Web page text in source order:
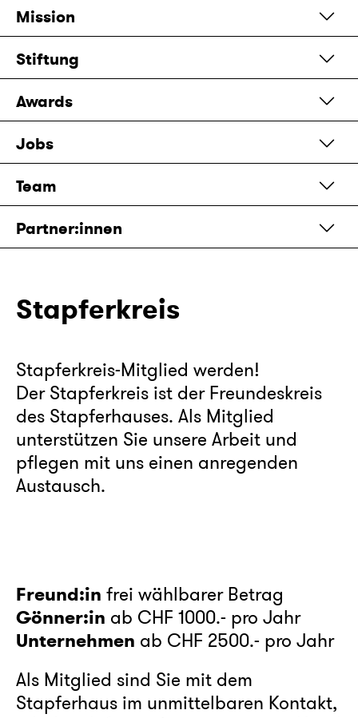
Mission
Stiftung
Awards
Jobs
Team
Partner:innen
Stapferkreis
Stapferkreis-Mitglied werden!
Der Stapferkreis ist der Freundeskreis
des Stapferhauses. Als Mitglied
unterstützen Sie unsere Arbeit und
pflegen mit uns einen anregenden
Austausch.
Freund:in frei wählbarer Betrag
Gönner:in ab CHF 1000.- pro Jahr
Unternehmen ab CHF 2500.- pro Jahr
Als Mitglied sind Sie mit dem
Stapferhaus im unmittelbaren Kontakt,